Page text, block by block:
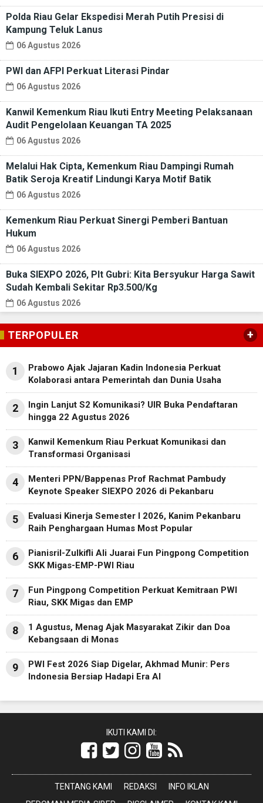
Polda Riau Gelar Ekspedisi Merah Putih Presisi di
Kampung Teluk Lanus
06 Agustus 2026
PWI dan AFPI Perkuat Literasi Pindar
06 Agustus 2026
Kanwil Kemenkum Riau Ikuti Entry Meeting Pelaksanaan
Audit Pengelolaan Keuangan TA 2025
06 Agustus 2026
Melalui Hak Cipta, Kemenkum Riau Dampingi Rumah
Batik Seroja Kreatif Lindungi Karya Motif Batik
06 Agustus 2026
Kemenkum Riau Perkuat Sinergi Pemberi Bantuan
Hukum
06 Agustus 2026
Buka SIEXPO 2026, Plt Gubri: Kita Bersyukur Harga Sawit
Sudah Kembali Sekitar Rp3.500/Kg
06 Agustus 2026
TERPOPULER +
1
Prabowo Ajak Jajaran Kadin Indonesia Perkuat
Kolaborasi antara Pemerintah dan Dunia Usaha
2
Ingin Lanjut S2 Komunikasi? UIR Buka Pendaftaran
hingga 22 Agustus 2026
3
Kanwil Kemenkum Riau Perkuat Komunikasi dan
Transformasi Organisasi
4
Menteri PPN/Bappenas Prof Rachmat Pambudy
Keynote Speaker SIEXPO 2026 di Pekanbaru
5
Evaluasi Kinerja Semester I 2026, Kanim Pekanbaru
Raih Penghargaan Humas Most Popular
6
Pianisril-Zulkifli Ali Juarai Fun Pingpong Competition
SKK Migas-EMP-PWI Riau
7
Fun Pingpong Competition Perkuat Kemitraan PWI
Riau, SKK Migas dan EMP
8
1 Agustus, Menag Ajak Masyarakat Zikir dan Doa
Kebangsaan di Monas
9
PWI Fest 2026 Siap Digelar, Akhmad Munir: Pers
Indonesia Bersiap Hadapi Era AI
IKUTI KAMI DI:
TENTANG KAMI REDAKSI
INFO IKLAN